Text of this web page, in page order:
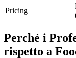
Pricing
Perché i
rispetto a